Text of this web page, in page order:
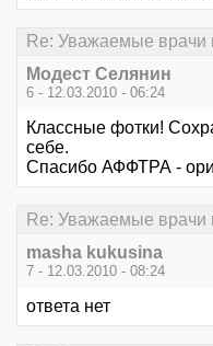
Re: Уважаемые врачи
Модест Селянин
6 - 12.03.2010 - 06:24
Классные фотки!
себе.
Спасибо АФФТРА -
Re: Уважаемые врачи
masha kukusina
7 - 12.03.2010 - 08:24
ответа нет